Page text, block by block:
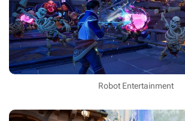
Robot Entertainment